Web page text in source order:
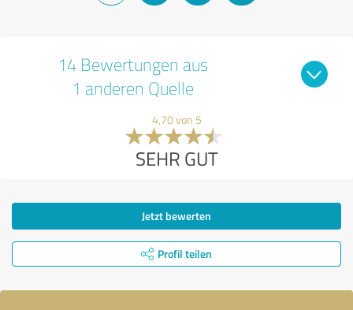
14 Bewertungen aus
1 anderen Quelle
4,70 von 5
SEHR GUT
Jetzt bewerten
Profil teilen